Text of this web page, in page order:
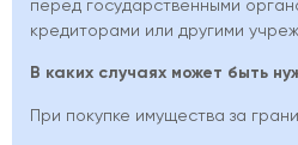
перед государственными
кредиторами или другими
В каких случаях может быть
При покупке имущества за